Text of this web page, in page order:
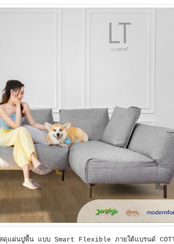
แผ่นปูพื้น แบบ Smart Flexible ภายใต้แบรนด์